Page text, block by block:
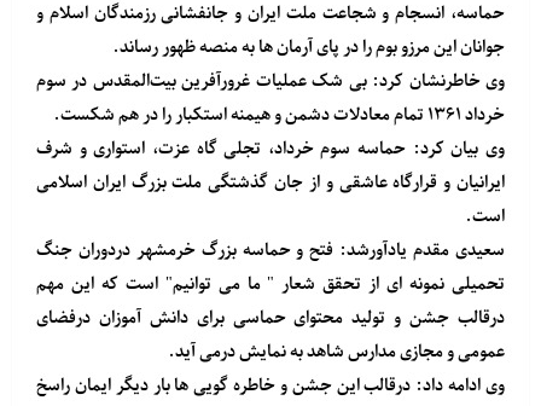
حماسه، انسجام و شجاعت ملت ایران و جانفشانی رزمندگان اسلام و
جوانان این مرزو بوم را در پای آرمان ها به منصه ظهور رساند.
وی خاطرنشان کرد: بی شک عملیات غرورآفرین بیت‌المقدس در سوم
خرداد ۱۳۶۱ تمام معادلات دشمن و هیمنه استکبار را در هم شکست.
وی بیان کرد: حماسه سوم خرداد، تجلی گاه عزت، استواری و شرف
ایرانیان و قرارگاه عاشقی و از جان گذشتگی ملت بزرگ ایران اسلامی
است.
سعیدی مقدم یادآورشد: فتح و حماسه بزرگ خرمشهر دردوران جنگ
تحمیلی نمونه ای از تحقق شعار " ما می توانیم" است که این مهم
درقالب جشن و تولید محتوای حماسی برای دانش آموزان درفضای
عمومی و مجازی مدارس شاهد به نمایش درمی آید.
وی ادامه داد: درقالب این جشن و خاطره گویی ها بار دیگر ایمان راسخ